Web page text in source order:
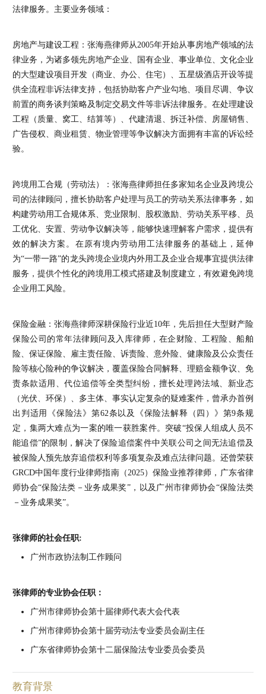
法律服务。主要业务领域：
房地产与建设工程：张海燕律师从2005年开始从事房地产领域的法
律业务，为诸多领先房地产企业、国有企业、事业单位、文化企业
的大型建设项目开发（商业、办公、住宅）、五星级酒店开设等提
供全流程非诉法律支持，包括协助客户产业勾地、项目尽调、争议
前置的商务谈判策略及制定交易文件等非诉法律服务。在处理建设
工程（质量、窝工、结算等）、代建清退、拆迁补偿、房屋销售、
广告侵权、商业租赁、物业管理等争议解决方面拥有丰富的诉讼经
验。
跨境用工合规（劳动法）：张海燕律师担任多家知名企业及跨境公
司的法律顾问，擅长协助客户处理与员工的劳动关系法律事务，如
构建劳动用工合规体系、竞业限制、股权激励、劳动关系平移、员
工优化、安置、劳动争议解决等，能够快速理解客户需求，提供有
效的解决方案。在原有境内劳动用工法律服务的基础上，延伸
为“一带一路”的龙头跨境企业境内外用工及企业合规事宜提供法律
服务，提供个性化的跨境用工模式搭建及制度建立，有效避免跨境
企业用工风险。
保险金融：张海燕律师深耕保险行业近10年，先后担任大型财产险
保险公司的常年法律顾问及入库律师，在企财险、工程险、船舶
险、保证保险、雇主责任险、诉责险、意外险、健康险及公众责任
险等核心险种的争议解决，覆盖保险合同解释、理赔金额争议、免
责条款适用、代位追偿等全类型纠纷，擅长处理跨法域、新业态
（光伏、环保）、多主体、事实认定复杂的疑难案件，曾承办首例
出判适用《保险法》第62条以及《保险法解释（四）》第9条规
定，集两大难点为一案的唯一获胜案件。突破“投保人组成人员不
能追偿”的限制，解决了保险追偿案件中关联公司之间无法追偿及
被保险人预先放弃追偿权利等多项复杂及难点法律问题。还曾荣获
GRCD中国年度行业律师指南（2025）保险业推荐律师，广东省律
师协会“保险法类－业务成果奖”，以及广州市律师协会“保险法类
－业务成果奖”。
张律师的社会任职:
广州市政协法制工作顾问
张律师的专业协会任职：
广州市律师协会第十届律师代表大会代表
广州市律师协会第十届劳动法专业委员会副主任
广东省律师协会第十二届保险法专业委员会委员
教育背景